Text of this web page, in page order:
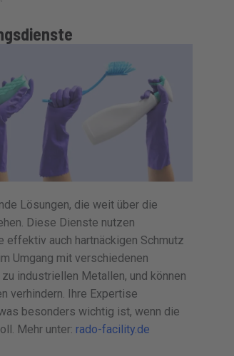
Lösungen, die weit über die
Diese Dienste nutzen
effektiv auch hartnäckigen Schmutz
Umgang mit verschiedenen
industriellen Metallen, und können
verhindern. Ihre Expertise
besonders wichtig ist, wenn die
Mehr unter: rado-facility.de